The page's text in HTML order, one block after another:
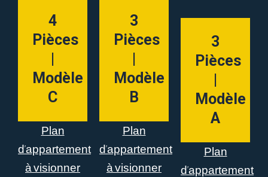
3
Pièces
Modèle
A
Plan
d’appartement
3
Pièces
Modèle
B
Plan
d’appartement
à visionner
4
Pièces
Modèle
C
Plan
d’appartement
à visionner